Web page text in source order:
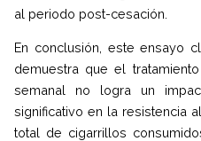
al periodo post-cesación.
En conclusión, este ensayo
demuestra que el
semanal no logra un
significativo en la resistencia
total de cigarrillos